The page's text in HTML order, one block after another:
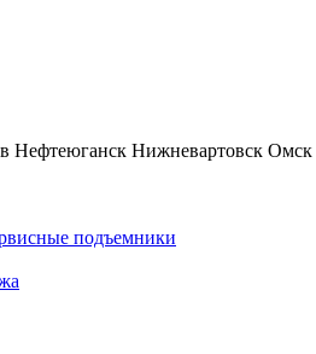
Нефтеюганск Нижневартовск Омск
подъемники